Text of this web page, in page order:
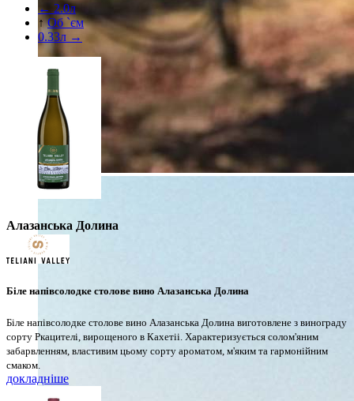
← 2.0л
↑Об `єм
0.33л →
Алазанська Долина
Біле напівсолодке столове вино Алазанська Долина
Біле напівсолодке столове вино Алазанська Долина виготовлене з винограду
сорту Ркацителі, вирощеного в Кахетіі. Характеризується солом'яним
забарвленням, властивим цьому сорту ароматом, м'яким та гармонійним
смаком.
докладніше